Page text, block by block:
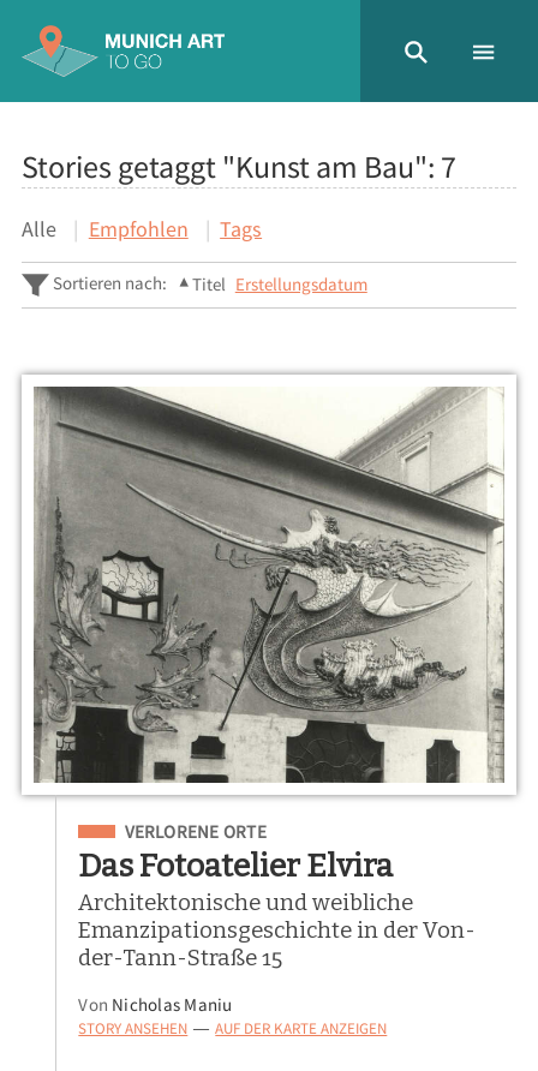
Stories getaggt "Kunst am Bau": 7
Alle Empfohlen Tags
Sortieren nach: Titel Erstellungsdatum
Eingeordnet unter
VERLORENE ORTE
Das Fotoatelier Elvira
Architektonische und weibliche
Emanzipationsgeschichte in der Von-
der-Tann-Straße 15
Von Nicholas Maniu
STORY ANSEHEN — AUF DER KARTE ANZEIGEN